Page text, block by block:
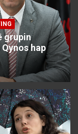
grupin
hap